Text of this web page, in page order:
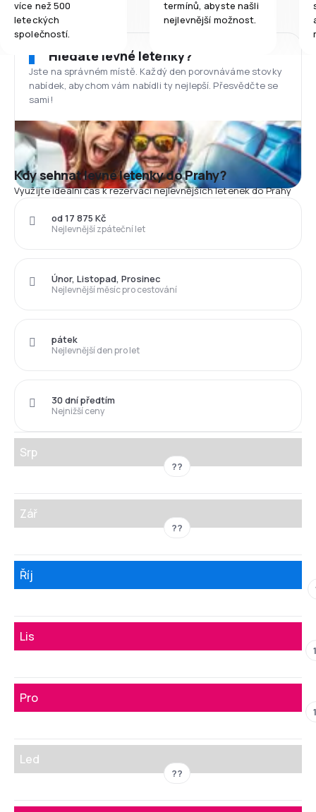
více než 500
leteckých
společností.
termínů, abyste našli
nejlevnější možnost.
Hledáte levné letenky?
Jste na správném místě. Každý den porovnáváme stovky
nabídek, abychom vám nabídli ty nejlepší. Přesvědčte se
sami!
Kdy sehnat levné letenky do Prahy?
Využijte ideální čas k rezervaci nejlevnějších letenek do Prahy
Nejlevnější zpáteční let
od 17 875 Kč
Nejlevnější měsíc pro cestování
Únor, Listopad, Prosinec
Nejlevnější den pro let
pátek
Nejnižší ceny
30 dní předtím
Srp
??
Zář
??
Říj
Lis
Pro
Led
??